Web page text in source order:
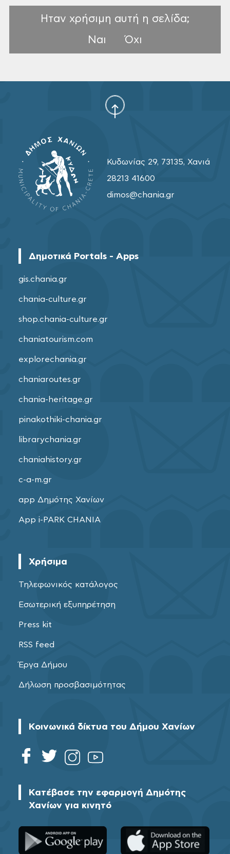
Ηταν χρήσιμη αυτή η σελίδα;
Ναι
Όχι
Κυδωνίας 29, 73135, Χανιά
28213 41600
dimos@chania.gr
Δημοτικά Portals - Apps
gis.chania.gr
chania-culture.gr
shop.chania-culture.gr
chaniatourism.com
explorechania.gr
chaniaroutes.gr
chania-heritage.gr
pinakothiki-chania.gr
librarychania.gr
chaniahistory.gr
c-a-m.gr
app Δημότης Χανίων
App i-PARK CHANIA
Χρήσιμα
Τηλεφωνικός κατάλογος
Εσωτερική εξυπηρέτηση
Press kit
RSS feed
Έργα Δήμου
Δήλωση προσβασιμότητας
Κοινωνικά δίκτυα του Δήμου Χανίων
Κατέβασε την εφαρμογή Δημότης
Χανίων για κινητό